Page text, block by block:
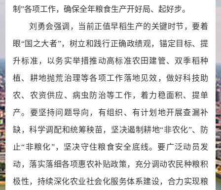
制”各项工作，确保全年粮食生产开好局、起好步。
刘勇会强调，当前正值早稻生产的关键时节，要着
眼“国之大者”，树立和践行正确政绩观，锚定目标、提
升标准，以务实举措推动高标准农田建管、双季稻种
植、耕地抛荒治理等各项工作落地见效，做好科技助
农、农资供应、病虫防治等工作，着力稳面积、提单
产。要坚持问题导向，有组织、有计划地开展查漏补
缺，科学调配和统筹秧苗，坚决遏制耕地“非农化”、防
止“非粮化”，坚决守住粮食安全底线。要广泛动员发
动，落实落细各项惠农补贴政策，充分调动农民种粮积
极性，持续深化农业社会化服务体系建设，合力实现粮